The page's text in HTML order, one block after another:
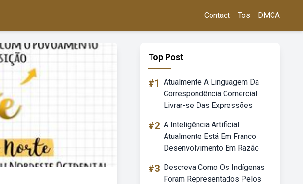
Contact Tos DMCA
Top Post
#1 Atualmente A Linguagem Da
Correspondência Comercial
Livrar-se Das Expressões
#2 A Inteligência Artificial
Atualmente Está Em Franco
Desenvolvimento Em Razão
#3 Descreva Como Os Indígenas
Foram Representados Pelos